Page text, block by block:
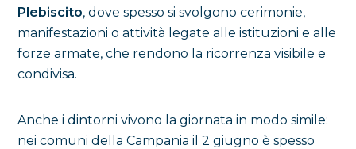
Plebiscito, dove spesso si svolgono cerimonie,
manifestazioni o attività legate alle istituzioni e alle
forze armate, che rendono la ricorrenza visibile e
condivisa.
Anche i dintorni vivono la giornata in modo simile:
nei comuni della Campania il 2 giugno è spesso